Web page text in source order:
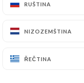
RUŠTINA
NIZOZEMŠTINA
ŘEČTINA
RUŠTINA
NIZOZEMŠTINA
ŘEČTINA